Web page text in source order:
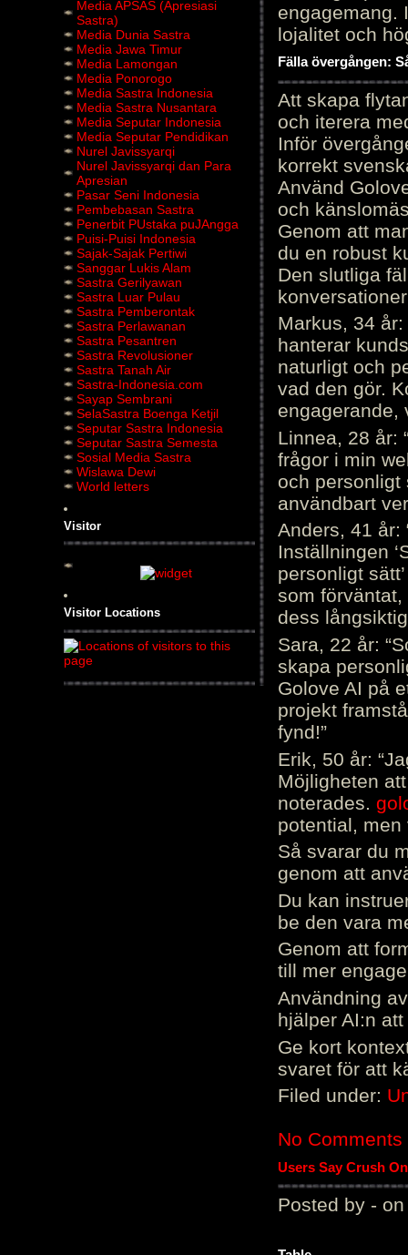
Media APSAS (Apresiasi
Sastra)
Media Dunia Sastra
Media Jawa Timur
Media Lamongan
Media Ponorogo
Media Sastra Indonesia
Media Sastra Nusantara
Media Seputar Indonesia
Media Seputar Pendidikan
Nurel Javissyarqi
Nurel Javissyarqi dan Para
Apresian
Pasar Seni Indonesia
Pembebasan Sastra
Penerbit PUstaka puJAngga
Puisi-Puisi Indonesia
Sajak-Sajak Pertiwi
Sanggar Lukis Alam
Sastra Gerilyawan
Sastra Luar Pulau
Sastra Pemberontak
Sastra Perlawanan
Sastra Pesantren
Sastra Revolusioner
Sastra Tanah Air
Sastra-Indonesia.com
Sayap Sembrani
SelaSastra Boenga Ketjil
Seputar Sastra Indonesia
Seputar Sastra Semesta
Sosial Media Sastra
Wislawa Dewi
World letters
Visitor
Visitor Locations
engagemang.
lojalitet och
Fälla övergången:
Att skapa
och iterera
Inför
korrekt
Använd
och
Genom att
du en robust
Den slutliga
Markus, 34
hanterar
naturligt och
vad den gör.
engagerande,
Linnea, 28 år:
frågor i min
och personligt
användbart
Anders, 41 år:
Inställningen
personligt
som
dess
Sara, 22 år:
skapa
Golove AI på
projekt
fynd!”
Erik, 50 år:
Möjligheten
noterades.
potential, men
Så svarar du
genom att
Du kan
be den vara
Genom att
till mer
Användning
hjälper AI:n
Ge kort
svaret för att
Filed under:
No Comments
Users Say Crush
Posted by - on